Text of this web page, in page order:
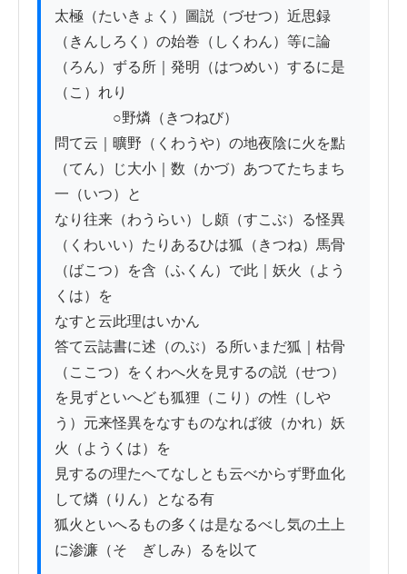
太極（たいきょく）圖説（づせつ）近思録
（きんしろく）の始巻（しくわん）等に論
（ろん）ずる所｜発明（はつめい）するに是
（こ）れり
○野燐（きつねび）
問て云｜曠野（くわうや）の地夜陰に火を點
（てん）じ大小｜数（かづ）あつてたちまち
一（いつ）と
なり往来（わうらい）し頗（すこぶ）る怪異
（くわいい）たりあるひは狐（きつね）馬骨
（ばこつ）を含（ふくん）で此｜妖火（よう
くは）を
なすと云此理はいかん
答て云誌書に述（のぶ）る所いまだ狐｜枯骨
（ここつ）をくわへ火を見するの説（せつ）
を見ずといへども狐狸（こり）の性（しや
う）元来怪異をなすものなれば彼（かれ）妖
火（ようくは）を
見するの理たへてなしとも云べからず野血化
して燐（りん）となる有
狐火といへるもの多くは是なるべし気の土上
に渗濂（そゝぎしみ）るを以て